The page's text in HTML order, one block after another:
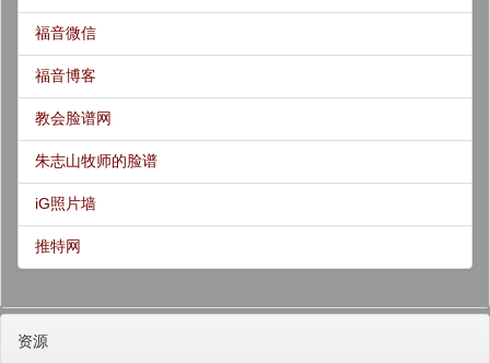
福音微信
福音博客
教会脸谱网
朱志山牧师的脸谱
iG照片墙
推特网
资源